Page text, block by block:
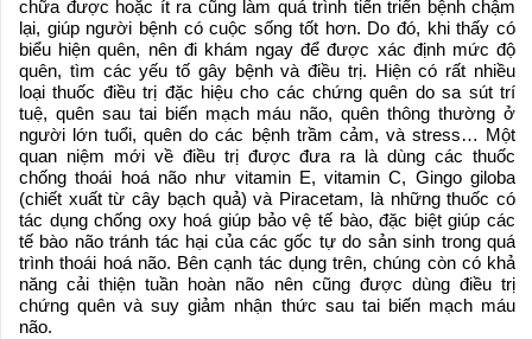
chữa được hoặc ít ra cũng làm quá trình tiến triển bệnh chậm
lại, giúp người bệnh có cuộc sống tốt hơn. Do đó, khi thấy có
biểu hiện quên, nên đi khám ngay để được xác định mức độ
quên, tìm các yếu tố gây bệnh và điều trị. Hiện có rất nhiều
loại thuốc điều trị đặc hiệu cho các chứng quên do sa sút trí
tuệ, quên sau tai biến mạch máu não, quên thông thường ở
người lớn tuổi, quên do các bệnh trầm cảm, và stress… Một
quan niệm mới về điều trị được đưa ra là dùng các thuốc
chống thoái hoá não như vitamin E, vitamin C, Gingo giloba
(chiết xuất từ cây bạch quả) và Piracetam, là những thuốc có
tác dụng chống oxy hoá giúp bảo vệ tế bào, đặc biệt giúp các
tế bào não tránh tác hại của các gốc tự do sản sinh trong quá
trình thoái hoá não. Bên cạnh tác dụng trên, chúng còn có khả
năng cải thiện tuần hoàn não nên cũng được dùng điều trị
chứng quên và suy giảm nhận thức sau tai biến mạch máu
não.